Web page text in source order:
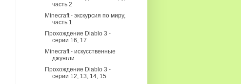
часть 2
Minecraft - экскурсия по миру,
часть 1
Прохождение Diablo 3 -
серии 16, 17
Minecraft - искусственные
джунгли
Прохождение Diablo 3 -
серии 12, 13, 14, 15